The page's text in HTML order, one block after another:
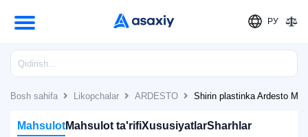
РУ
Bosh sahifa Likopchalar ARDESTO Shirin plastinka Ardesto
MahsulotMahsulot ta'rifiXususiyatlarSharhlar